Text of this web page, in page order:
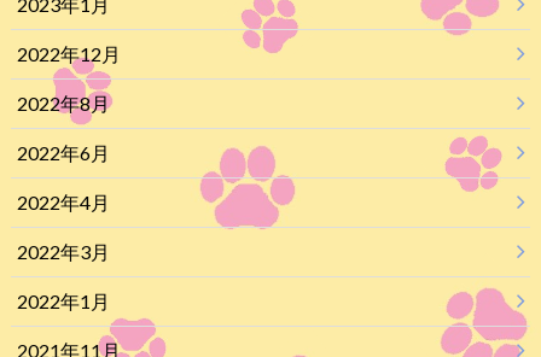
2022年12月
2022年8月
2022年6月
2022年4月
2022年3月
2022年1月
2021年11月